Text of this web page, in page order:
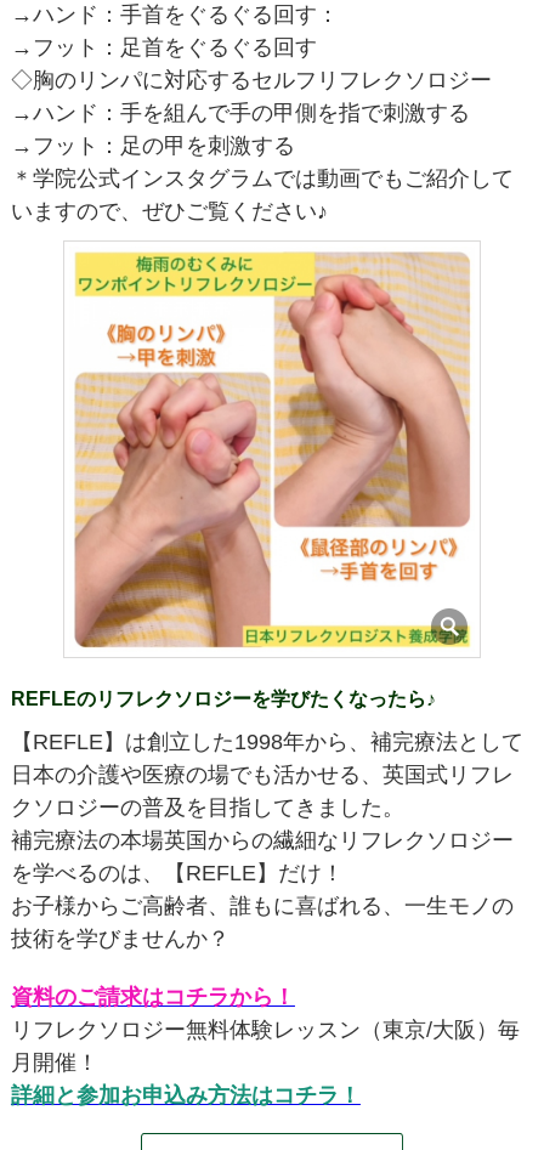
→ハンド：手首をぐるぐる回す：
→フット：足首をぐるぐる回す
◇胸のリンパに対応するセルフリフレクソロジー
→ハンド：手を組んで手の甲側を指で刺激する
→フット：足の甲を刺激する
＊学院公式インスタグラムでは動画でもご紹介して
いますので、ぜひご覧ください♪
REFLEのリフレクソロジーを学びたくなったら♪
【REFLE】は創立した1998年から、補完療法として
日本の介護や医療の場でも活かせる、英国式リフレ
クソロジーの普及を目指してきました。
補完療法の本場英国からの繊細なリフレクソロジー
を学べるのは、【REFLE】だけ！
お子様からご高齢者、誰もに喜ばれる、一生モノの
技術を学びませんか？
資料のご請求はコチラから！
リフレクソロジー無料体験レッスン（東京/大阪）毎
月開催！
詳細と参加お申込み方法はコチラ！